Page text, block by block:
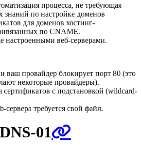
процесса, не требующая
знаний по настройке доменов
для доменов хостинг-
по CNAME.
настроенными веб-серверами.
ваш провайдер блокирует порт 80 (это
некоторые провайдеры).
сертификатов с подстановкой (wildcard-
сервера требуется свой файл.
01